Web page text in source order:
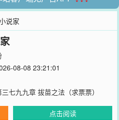
说家
08-08 23:21:01
三七九九章 拔苗之法（求票票）
点击阅读